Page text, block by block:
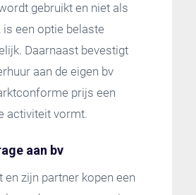
gebruikt en niet als
een optie belaste
Daarnaast bevestigt
aan de eigen bv
prijs een
activiteit vormt.
aan bv
en zijn partner kopen een